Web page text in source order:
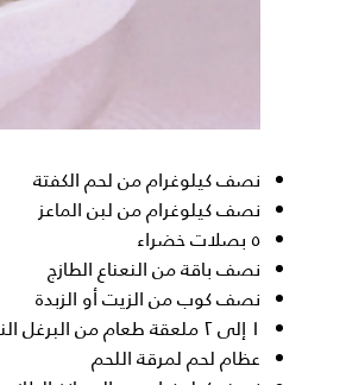
نصف كيلوغرام من لحم الكفتة
نصف كيلوغرام من لبن الماعز
٥ بصلات خضراء
نصف باقة من النعناع الطازج
نصف كوب من الزيت أو الزبدة
١ إلى ٢ ملعقة طعام من البرغل الناعم
عظام لحم لمرقة اللحم